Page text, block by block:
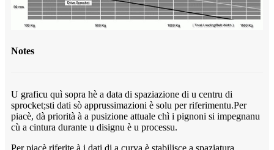
Notes
U graficu quì sopra hè a data di spaziazione di u centru di
sprocket;sti dati sò apprussimazioni è solu per riferimentu.Per
piacè, dà priorità à a pusizione attuale chì i pignoni si impegnanu
cù a cintura durante u disignu è u processu.
Per piacè riferite à i dati di a curva è stabilisce a spaziatura